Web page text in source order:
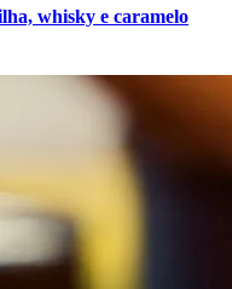
whisky e caramelo